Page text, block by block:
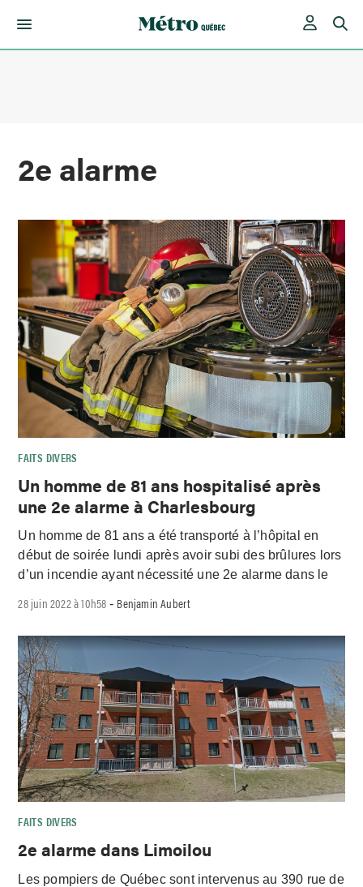
2e alarme
FAITS DIVERS
Un homme de 81 ans hospitalisé après
une 2e alarme à Charlesbourg
Un homme de 81 ans a été transporté à l’hôpital en
début de soirée lundi après avoir subi des brûlures lors
d’un incendie ayant nécessité une 2e alarme dans le
28 juin 2022 à 10h58 - Benjamin Aubert
FAITS DIVERS
2e alarme dans Limoilou
Les pompiers de Québec sont intervenus au 390 rue de